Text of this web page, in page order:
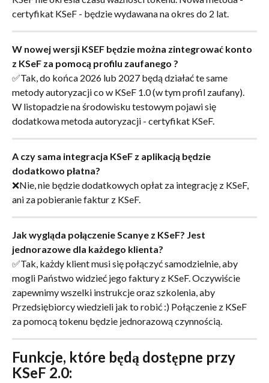
certyfikat KSeF - będzie wydawana na okres do 2 lat.
W nowej wersji KSEF będzie można zintegrować konto
z KSeF za pomocą profilu zaufanego ?
✅Tak, do końca 2026 lub 2027 będą działać te same
metody autoryzacji co w KSeF 1.0 (w tym profil zaufany).
W listopadzie na środowisku testowym pojawi się
dodatkowa metoda autoryzacji - certyfikat KSeF.
A czy sama integracja KSeF z aplikacją będzie
dodatkowo płatna?
❌Nie, nie będzie dodatkowych opłat za integrację z KSeF,
ani za pobieranie faktur z KSeF.
Jak wygląda połączenie Scanye z KSeF? Jest
jednorazowe dla każdego klienta?
✅Tak, każdy klient musi się połączyć samodzielnie, aby
mogli Państwo widzieć jego faktury z KSeF. Oczywiście
zapewnimy wszelki instrukcje oraz szkolenia, aby
Przedsiębiorcy wiedzieli jak to robić :) Połączenie z KSeF
za pomocą tokenu będzie jednorazową czynnością.
Funkcje, które będą dostępne przy
KSeF 2.0: